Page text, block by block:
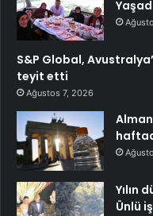
S&P Global,
teyit etti
Ağustos 7, 2026
Yılın
Ünlü